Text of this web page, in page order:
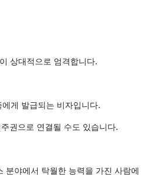
상대적으로 엄격합니다.
게 발급되는 비자입니다.
권으로 연결될 수도 있습니다.
분야에서 탁월한 능력을 가진 사람에